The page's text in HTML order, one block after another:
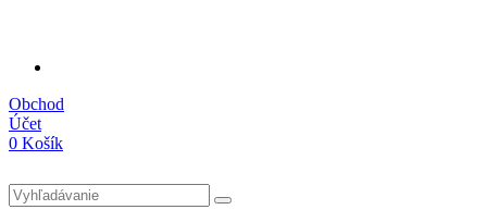
Obchod
Účet
0 Košík